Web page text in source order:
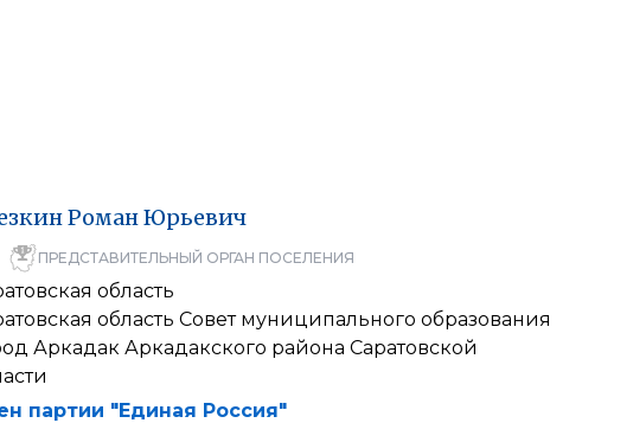
РоманЮрьевич
ПРЕДСТАВИТЕЛЬНЫЙ ОРГАН ПОСЕЛЕНИЯ
область
область Совет муниципального образования
Аркадак Аркадакского района Саратовской
партии "Единая Россия"